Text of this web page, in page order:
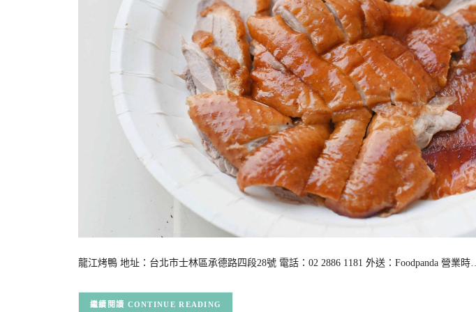
龍江烤鴨 地址：台北市士林區承德路四段28號 電話：02 2886 1181 外送：Foodpanda 營業時…
CONTINUE READING